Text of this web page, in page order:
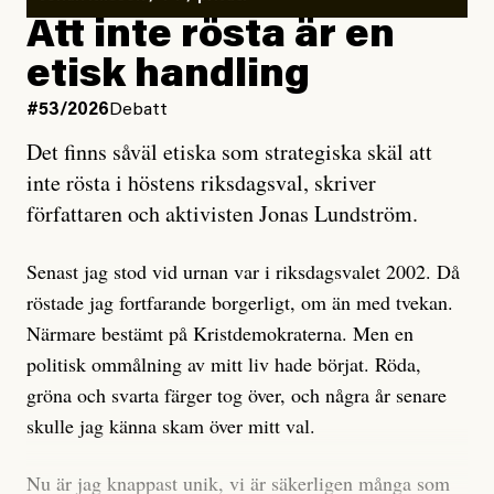
rörelsen. Eller så har en inga bevis, bara misstankar,
och då ska en efterforska diskret, just för att inte skapa
oro inom rörelsen.
Artikeln undersöker inte, som ETC påstår, ”vad som
är sant, vad som är rykten”, utan den bidrar bara till
ännu mer ryktesspridning. Det finns inte ett enda bevis
misstänkta personen är en infiltratör. Det som läsaren
får veta är att personen har ändrat sina politiska åsikter
under åren, att den har raderat tidigare innehåll på sina
sociala medier, att artikelns författare inte förstår sig
på personens ekonomi och att det tydligen finns
anonyma röster inom rörelsen som säger saker som
anses vara anledningar att titta närmare på personen,
Att inte rösta är en
etisk handling
#53/2026 Debatt
Det finns såväl etiska som strategiska skäl att
inte rösta i höstens riksdagsval, skriver
författaren och aktivisten Jonas Lundström.
Senast jag stod vid urnan var i riksdagsvalet 2002. Då
röstade jag fortfarande borgerligt, om än med tvekan.
Närmare bestämt på Kristdemokraterna. Men en
politisk ommålning av mitt liv hade börjat. Röda,
gröna och svarta färger tog över, och några år senare
skulle jag känna skam över mitt val.
Nu är jag knappast unik, vi är säkerligen många som